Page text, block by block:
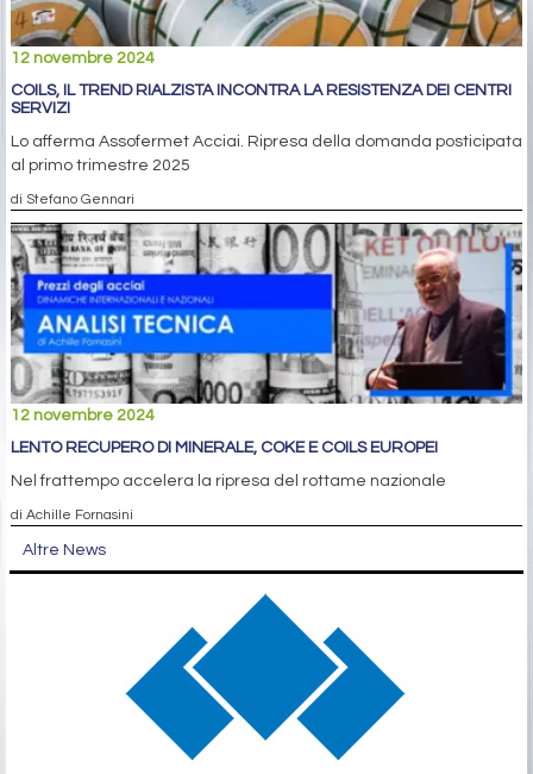
12 novembre 2024
COILS, IL TREND RIALZISTA INCONTRA LA RESISTENZA DEI CENTRI
SERVIZI
Lo afferma Assofermet Acciai. Ripresa della domanda posticipata
al primo trimestre 2025
di Stefano Gennari
12 novembre 2024
LENTO RECUPERO DI MINERALE, COKE E COILS EUROPEI
Nel frattempo accelera la ripresa del rottame nazionale
di Achille Fornasini
Altre News